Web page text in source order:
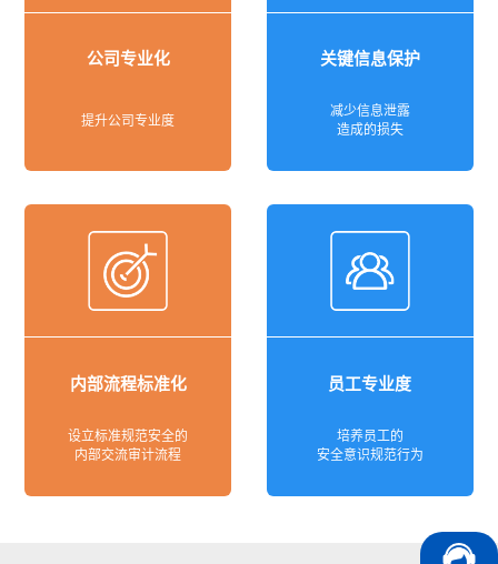
公司专业化
提升公司专业度
关键信息保护
减少信息泄露
造成的损失
内部流程标准化
设立标准规范安全的
内部交流审计流程
员工专业度
培养员工的
安全意识规范行为